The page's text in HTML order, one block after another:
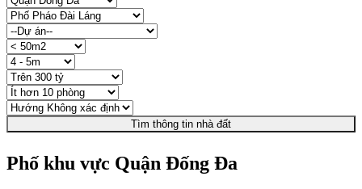
Tìm thông tin nhà đất
Phố khu vực Quận Đống Đa